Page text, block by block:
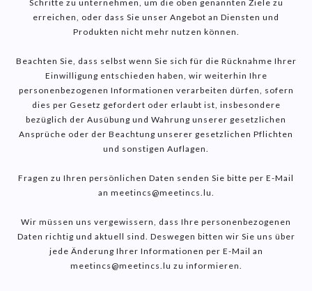
Schritte zu unternehmen, um die oben genannten Ziele zu
erreichen, oder dass Sie unser Angebot an Diensten und
Produkten nicht mehr nutzen können.
Beachten Sie, dass selbst wenn Sie sich für die Rücknahme Ihrer
Einwilligung entschieden haben, wir weiterhin Ihre
personenbezogenen Informationen verarbeiten dürfen, sofern
dies per Gesetz gefordert oder erlaubt ist, insbesondere
bezüglich der Ausübung und Wahrung unserer gesetzlichen
Ansprüche oder der Beachtung unserer gesetzlichen Pflichten
und sonstigen Auflagen.
Fragen zu Ihren persönlichen Daten senden Sie bitte per E-Mail
an meetincs@meetincs.lu.
Wir müssen uns vergewissern, dass Ihre personenbezogenen
Daten richtig und aktuell sind. Deswegen bitten wir Sie uns über
jede Änderung Ihrer Informationen per E-Mail an
meetincs@meetincs.lu zu informieren.